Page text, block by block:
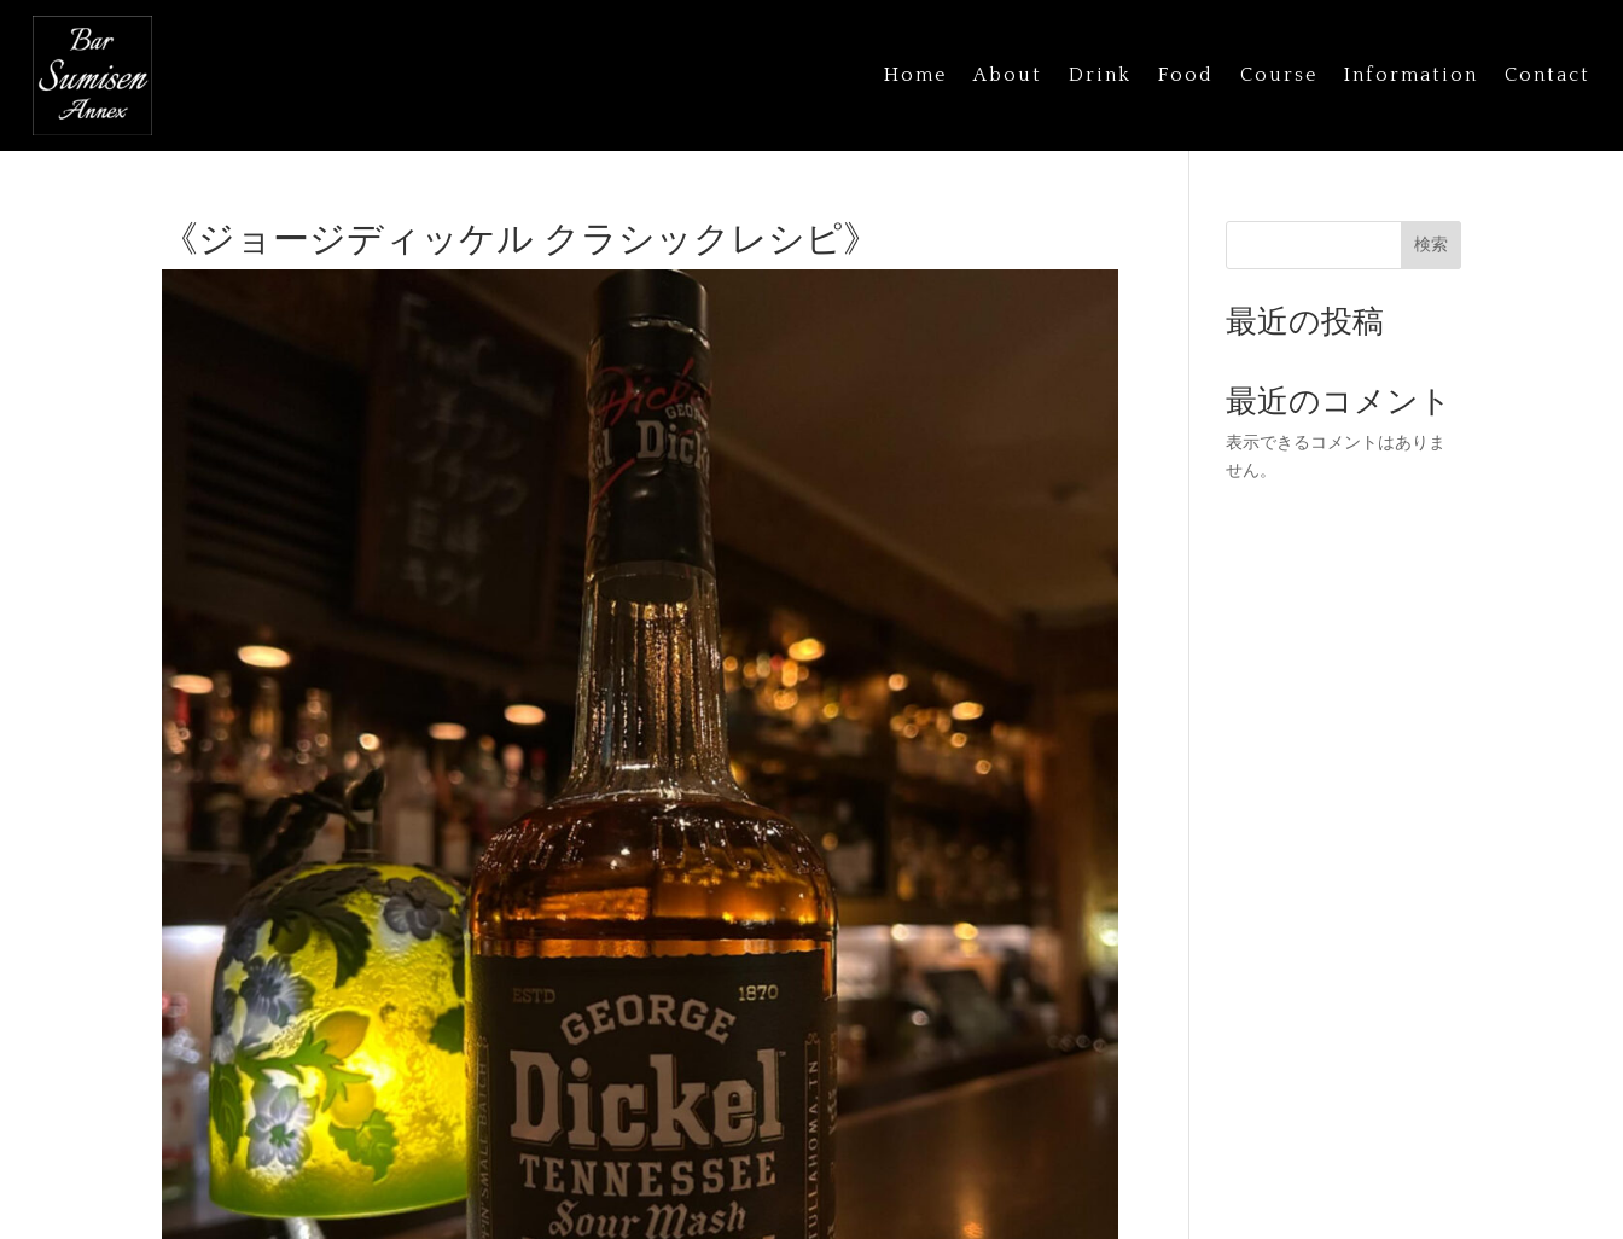
Home About Drink Food Course Information Contact
《ジョージディッケル クラシックレシピ》 検索
最近の投稿
最近のコメント
表示できるコメントはありま
せん。